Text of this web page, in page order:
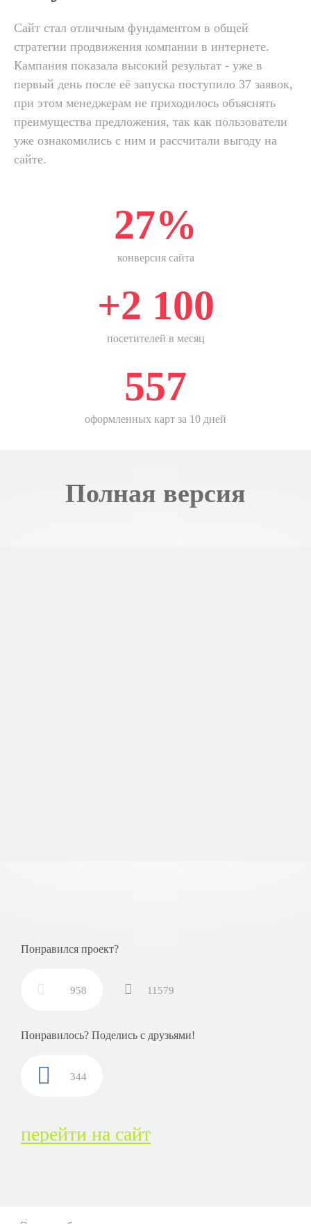
Сайт стал отличным фундаментом в общей
стратегии продвижения компании в интернете.
Кампания показала высокий результат - уже в
первый день после её запуска поступило 37 заявок,
при этом менеджерам не приходилось объяснять
преимущества предложения, так как пользователи
уже ознакомились с ним и рассчитали выгоду на
сайте.
27%
конверсия сайта
+2 100
посетителей в месяц
557
оформленных карт за 10 дней
Полная версия
Понравился проект?
958 11579
Понравилось? Поделись с друзьями!
344
перейти на сайт